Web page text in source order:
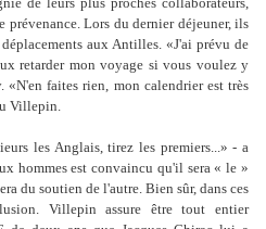
prévenance. Lors du dernier déjeuner, ils
aux Antilles. «J'ai prévu de
retarder mon voyage si vous voulez y
«N'en faites rien, mon calendrier est très
Villepin.
les Anglais, tirez les premiers...» - a
hommes est convaincu qu'il sera « le »
du soutien de l'autre. Bien sûr, dans ces
Villepin assure être tout entier